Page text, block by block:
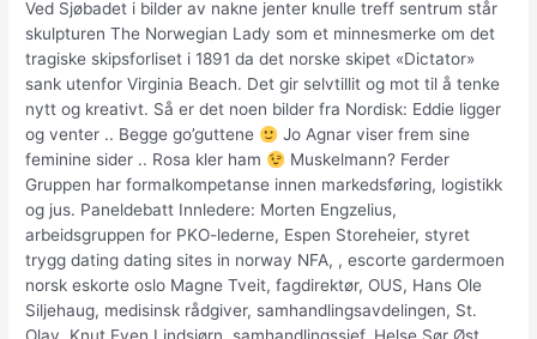
Ved Sjøbadet i bilder av nakne jenter knulle treff sentrum står
skulpturen The Norwegian Lady som et minnesmerke om det
tragiske skipsforliset i 1891 da det norske skipet «Dictator»
sank utenfor Virginia Beach. Det gir selvtillit og mot til å tenke
nytt og kreativt. Så er det noen bilder fra Nordisk: Eddie ligger
og venter .. Begge go’guttene
Jo Agnar viser frem sine
feminine sider .. Rosa kler ham
Muskelmann? Ferder
Gruppen har formalkompetanse innen markedsføring, logistikk
og jus. Paneldebatt Innledere: Morten Engzelius,
arbeidsgruppen for PKO-lederne, Espen Storeheier, styret
trygg dating dating sites in norway NFA, , escorte gardermoen
norsk eskorte oslo Magne Tveit, fagdirektør, OUS, Hans Ole
Siljehaug, medisinsk rådgiver, samhandlingsavdelingen, St.